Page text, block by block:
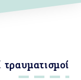
τραυματισμοί